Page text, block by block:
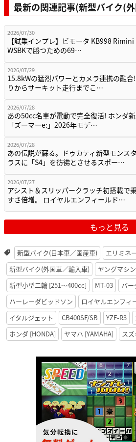
最新の関連記事(新型バイク(
2026/07/30
【試乗インプレ】ビモータ KB998 Rimini
WSBKで勝つための69…
2026/07/29
15.8kWの猛烈パワーとカメラ連携の融合
りからサーキット走行までこ…
2026/07/28
あの50cc名車が電動で完全復活! ホンダ
「ズーマーe:」2026年モデ…
2026/07/28
あの伝説が蘇る。ドゥカティ新型モンス
ラスに「S4」を彷彿とさせるスポー…
2026/07/27
アシスト＆スリッパークラッチ初搭載で
すさ倍増。 ロイヤルエンフィールド…
もっと見る
新型バイク(日本車／国産車)
エリミネ
新型バイク(外国車／輸入車)
ヤングマシン
新型小型二輪 [251〜400cc]
MT-03
バー
ハーレーダビッドソン
ロイヤルエンフィ
イタルジェット
CB400SF/SB YZF-R3
ホンダ [HONDA]
ヤマハ [YAMAHA] ス